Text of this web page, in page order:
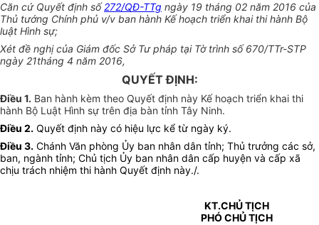
Căn cứ Quyết định số272/QĐ-TTg ngày 19 tháng 02 năm 2016 của
Thủ tướng Chính phủ v/v ban hành Kế hoạch triển khai thi hành Bộ
luật Hình sự;
Xét đề nghị của Giám đốc Sở Tư pháp tại Tờ trình số 670/TTr-STP
ngày 21tháng 4 năm 2016,
QUYẾT ĐỊNH:
Điều 1. Ban hành kèm theo Quyết định này Kế hoạch triển khai thi
hành Bộ Luật Hình sự trên địa bàn tỉnh Tây Ninh.
Điều 2. Quyết định này có hiệu lực kể từ ngày ký.
Điều 3. Chánh Văn phòng Ủy ban nhân dân tỉnh; Thủ trưởng các sở,
ban, ngành tỉnh; Chủ tịch Ủy ban nhân dân cấp huyện và cấp xã
chịu trách nhiệm thi hành Quyết định này./.
KT.CHỦ TỊCH
PHÓ CHỦ TỊCH